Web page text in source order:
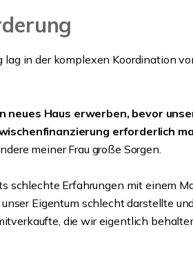
lag in der komplexen Koordination
neues Haus erwerben, bevor
erforderlich
meiner Frau große Sorgen.
schlechte Erfahrungen mit einem
Eigentum schlecht darstellte
die wir eigentlich